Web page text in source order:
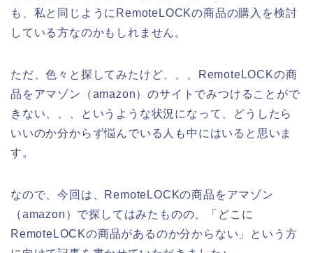
も、私と同じようにRemoteLOCKの商品の購入を検討
している方なのかもしれません。
ただ、色々と探してみたけど、、、RemoteLOCKの商
品をアマゾン（amazon）のサイトでみつけることがで
きない、、、というような状況になって、どうしたら
いいのか分からず悩んでいる人も中にはいると思いま
す。
なので、今回は、RemoteLOCKの商品をアマゾン
（amazon）で探してはみたものの、「どこに
RemoteLOCKの商品があるのか分からない」という方